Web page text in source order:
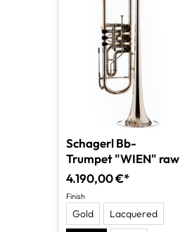
Schagerl Bb-
Trumpet "WIEN" raw
4.190,00 €*
Finish
Gold Lacquered